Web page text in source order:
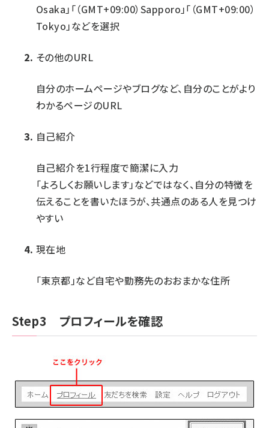
Osaka」「（GMT+09:00）Sapporo」「（GMT+09:00）
Tokyo」などを選択
その他のURL
自分のホームページやブログなど、自分のことがより
わかるページのURL
自己紹介
自己紹介を1行程度で簡潔に入力
「よろしくお願いします」などではなく、自分の特徴を
伝えることを書いたほうが、共通点のある人を見つけ
やすい
現在地
「東京都」など自宅や勤務先のおおまかな住所
Step3 プロフィールを確認